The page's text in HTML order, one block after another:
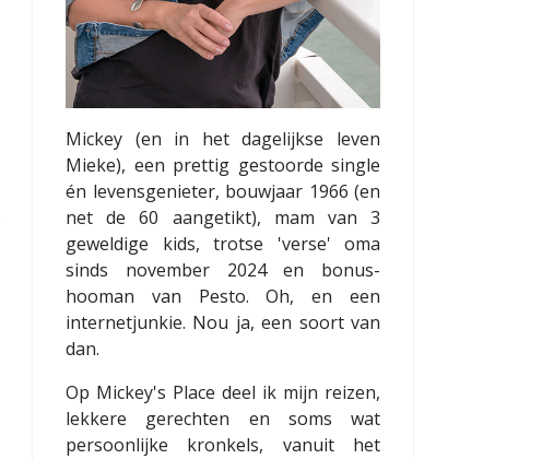
Mickey (en in het dagelijkse leven
Mieke), een prettig gestoorde single
én levensgenieter, bouwjaar 1966 (en
net de 60 aangetikt), mam van 3
geweldige kids, trotse 'verse' oma
sinds november 2024 en bonus-
hooman van Pesto. Oh, en een
internetjunkie. Nou ja, een soort van
dan.
Op Mickey's Place deel ik mijn reizen,
lekkere gerechten en soms wat
persoonlijke kronkels, vanuit het